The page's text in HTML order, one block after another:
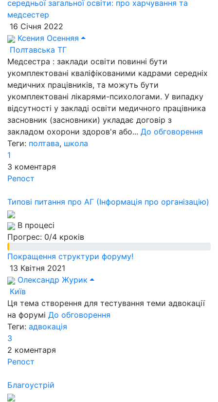
середньої загальної освіти: про харчування та
медсестер
16 Січня 2022
Ксения Осенняя
Полтавська ТГ
Медсестра : заклади освіти повинні бути
укомплектовані кваліфікованими кадрами середніх
медичних працівників, та можуть бути
укомплектовані лікарями-психологами. У випадку
відсутності у закладі освіти медичного працівника
засновник (засновники) укладає договір з
закладом охорони здоров'я або... До обговорення
Теги: полтава, школа
1
3 коментаря
Репост
Типові питання про АГ (Інформація про організацію)
В процесі
Прогрес: 0/4 кроків
Покращення структури форуму!
13 Квітня 2021
Олександр Журик
Київ
Ця тема створення для тестування теми адвокації
на форумі До обговорення
Теги: адвокація
3
2 коментаря
Репост
Благоустрій